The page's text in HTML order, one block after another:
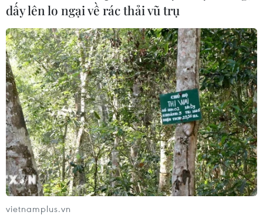
dấy lên lo ngại về rác thải vũ trụ
vietnamplus.vn